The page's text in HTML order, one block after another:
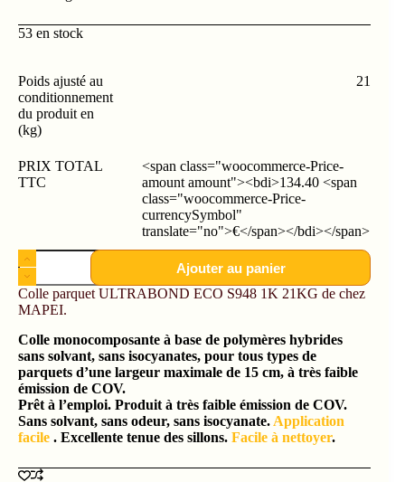
53 en stock
Poids ajusté au
conditionnement
du produit en
(kg)
21
PRIX TOTAL
TTC
<span class="woocommerce-Price-
amount amount"><bdi>134.40 <span
class="woocommerce-Price-
currencySymbol"
translate="no">€</span></bdi></span>
Ajouter au panier
Colle parquet ULTRABOND ECO S948 1K 21KG de chez
MAPEI.
Colle monocomposante à base de polymères hybrides
sans solvant, sans isocyanates, pour tous types de
parquets d’une largeur maximale de 15 cm, à très faible
émission de COV.
Prêt à l’emploi. Produit à très faible émission de COV.
Sans solvant, sans odeur, sans isocyanate. Application
facile . Excellente tenue des sillons. Facile à nettoyer.